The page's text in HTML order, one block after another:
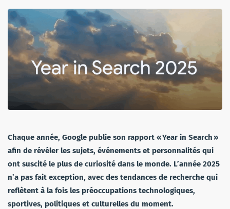
Chaque année, Google publie son rapport « Year in Search »
afin de révéler les sujets, événements et personnalités qui
ont suscité le plus de curiosité dans le monde. L’année 2025
n’a pas fait exception, avec des tendances de recherche qui
reflètent à la fois les préoccupations technologiques,
sportives, politiques et culturelles du moment.